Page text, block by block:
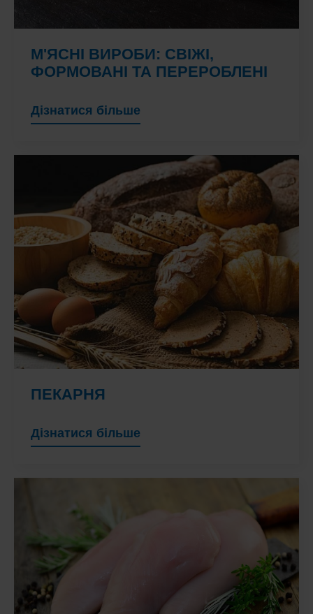
М'ЯСНІ ВИРОБИ: СВІЖІ,
ФОРМОВАНІ ТА ПЕРЕРОБЛЕНІ
Дізнатися більше
ПЕКАРНЯ
Дізнатися більше